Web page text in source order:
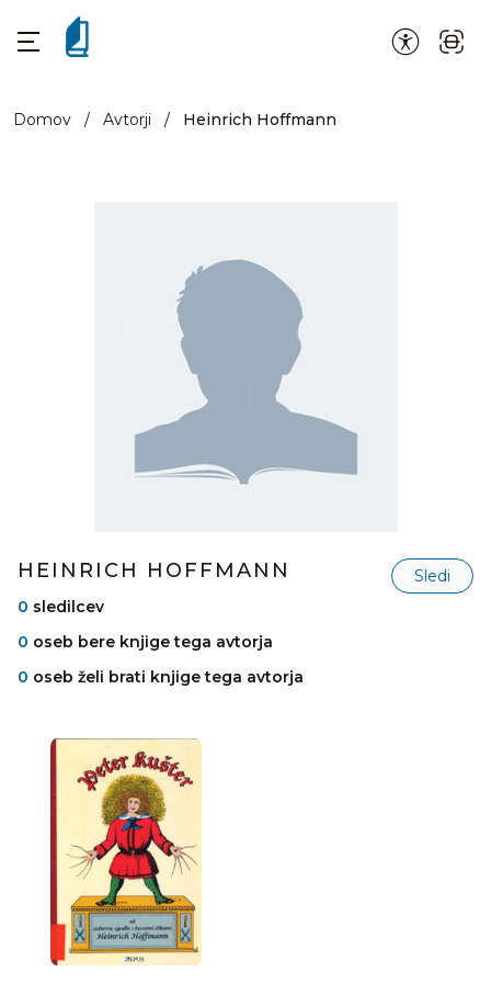
Domov / Avtorji / Heinrich Hoffmann
HEINRICH HOFFMANN
Sledi
0 sledilcev
0 oseb bere knjige tega avtorja
0 oseb želi brati knjige tega avtorja